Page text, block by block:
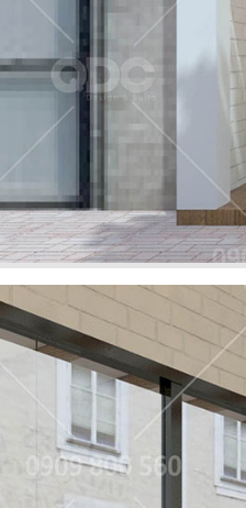
mang đến vẻ đẹp Việt
cho thực khách
Chi tiết